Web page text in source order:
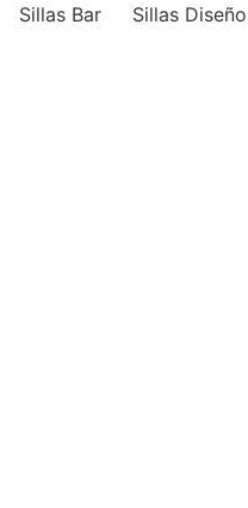
Sillas Bar Sillas